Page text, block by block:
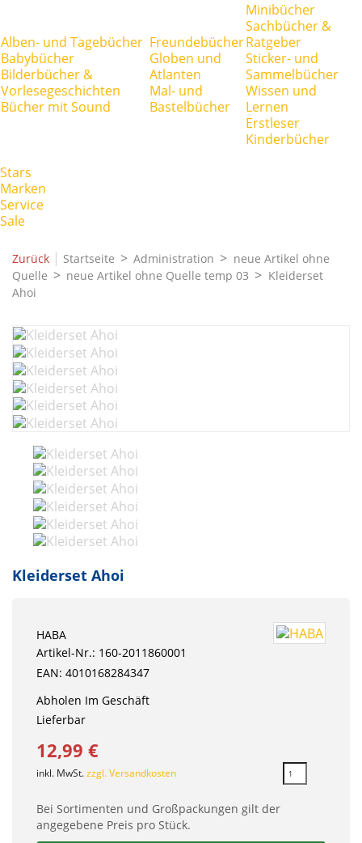
Alben- und Tagebücher
Babybücher
Bilderbücher &
Vorlesegeschichten
Bücher mit Sound
Freundebücher
Globen und
Atlanten
Mal- und
Bastelbücher
Minibücher
Sachbücher &
Ratgeber
Sticker- und
Sammelbücher
Wissen und
Lernen
Erstleser
Kinderbücher
Stars
Marken
Service
Sale
Zurück | Startseite Administration
neue Artikel ohne
Quelle
neue Artikel ohne Quelle temp 03
Kleiderset
Ahoi
Kleiderset Ahoi
HABA
Artikel-Nr.: 160-2011860001
EAN: 4010168284347
Abholen Im Geschäft
Lieferbar
12,99 €
inkl. MwSt.zzgl. Versandkosten
Bei Sortimenten und Großpackungen gilt der
angegebene Preis pro Stück.